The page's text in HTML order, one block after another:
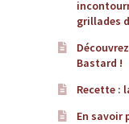
r
grillades
Bastard !
Recette :
En savoir